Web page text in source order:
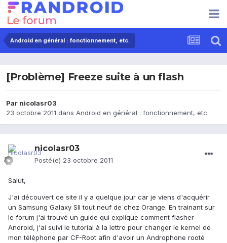
Android en général : fonctionnement, etc.
[Problème] Freeze suite à un flash
Par nicolasr03
23 octobre 2011 dans Android en général : fonctionnement, etc.
nicolasr03
Posté(e) 23 octobre 2011
Salut,
J'ai découvert ce site il y a quelque jour car je viens d'acquérir
un Samsung Galaxy SII tout neuf de chez Orange. En trainant sur
le forum j'ai trouvé un guide qui explique comment flasher
Android, j'ai suivi le tutorial à la lettre pour changer le kernel de
mon téléphone par CF-Root afin d'avoir un Androphone rooté